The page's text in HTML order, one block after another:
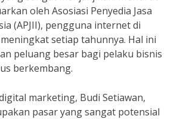
oleh Asosiasi Penyedia Jasa
(APJII), pengguna internet di
setiap tahunnya. Hal ini
peluang besar bagi pelaku bisnis
berkembang.
marketing, Budi Setiawan,
pasar yang sangat potensial